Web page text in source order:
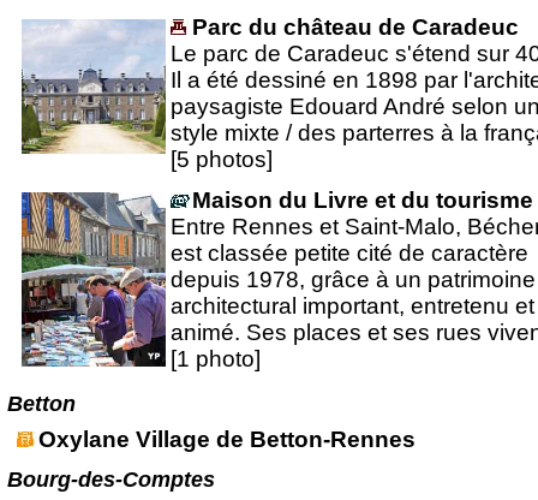
Parc du château de Caradeuc
Le parc de Caradeuc s'étend sur
Il a été dessiné en 1898 par
paysagiste Edouard André selon
style mixte / des parterres à la
[5 photos]
Maison du Livre et du tourisme
Entre Rennes et Saint-Malo,
est classée petite cité de caractère
depuis 1978, grâce à un patrimoine
architectural important, entretenu et
animé. Ses places et ses rues
[1 photo]
Betton
Oxylane Village de Betton-Rennes
Bourg-des-Comptes